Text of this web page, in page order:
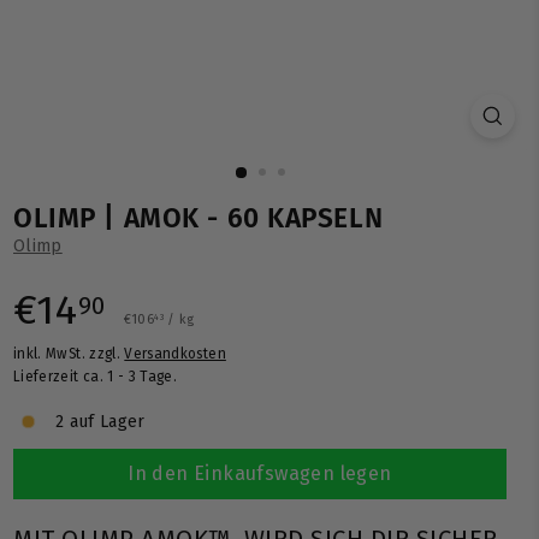
OLIMP | AMOK - 60 KAPSELN
Olimp
Normaler
Preis
€1490 €14,90
€10643 €106,43
/ kg
inkl. MwSt. zzgl.Versandkosten
Lieferzeit ca. 1 - 3 Tage.
2 auf Lager
In den Einkaufswagen legen